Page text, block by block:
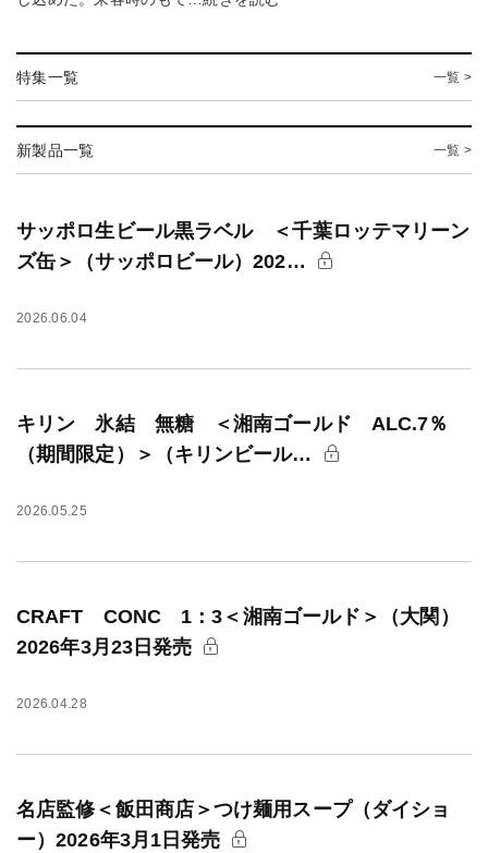
特集一覧 一覧 >
新製品一覧 一覧 >
サッポロ生ビール黒ラベル ＜千葉ロッテマリーン
ズ缶＞（サッポロビール）202…
2026.06.04
キリン 氷結 無糖 ＜湘南ゴールド ALC.7％
（期間限定）＞（キリンビール…
2026.05.25
CRAFT CONC 1：3＜湘南ゴールド＞（大関）
2026年3月23日発売
2026.04.28
名店監修＜飯田商店＞つけ麺用スープ（ダイショ
ー）2026年3月1日発売